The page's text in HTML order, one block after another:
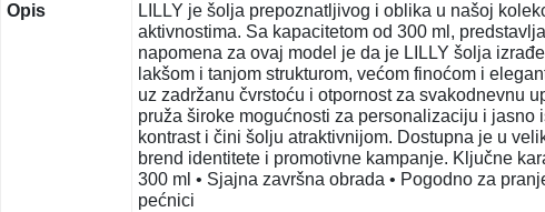
Opis
LILLY je šolja prepoznatljivog i oblika u našoj
aktivnostima. Sa kapacitetom od 300 ml,
napomena za ovaj model je da je LILLY šolja
lakšom i tanjom strukturom, većom finoćom i
uz zadržanu čvrstoću i otpornost za svakodnevnu
pruža široke mogućnosti za personalizaciju i
kontrast i čini šolju atraktivnijom. Dostupna je u
brend identitete i promotivne kampanje. Ključne
300 ml • Sjajna završna obrada • Pogodno za
pećnici